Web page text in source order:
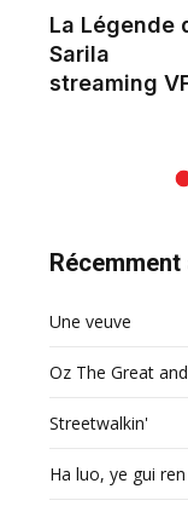
La Légende
Sarila
streaming
Une veuve
Oz The Great
Streetwalkin'
Ha luo, ye gui ren